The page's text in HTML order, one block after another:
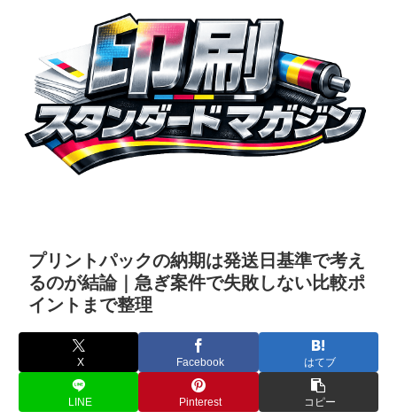
プリントパックの納期は発送日基準で考え
るのが結論｜急ぎ案件で失敗しない比較ポ
イントまで整理
X Facebook はてブ
LINE Pinterest コピー